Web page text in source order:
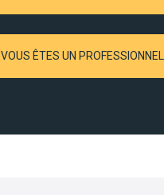
VOUS ÊTES UN PROFESSIONNEL